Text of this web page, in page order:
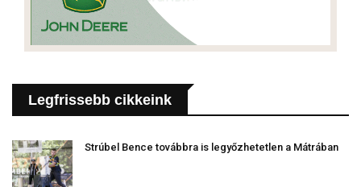
Legfrissebb cikkeink
Strúbel Bence továbbra is legyőzhetetlen a Mátrában